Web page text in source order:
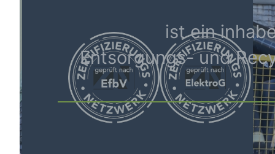
ist ein
Entsorgungs- und